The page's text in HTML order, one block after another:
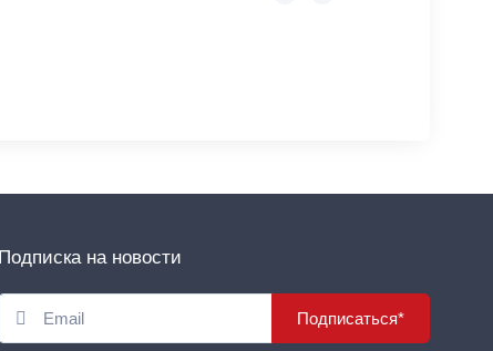
Подписка на новости
Подписаться*